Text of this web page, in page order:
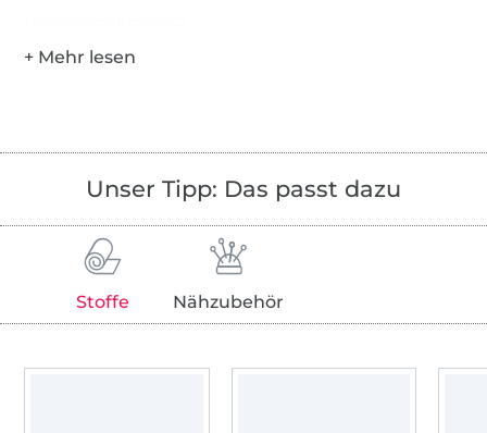
Unser Tipp: Das passt dazu
Stoffe Nähzubehör